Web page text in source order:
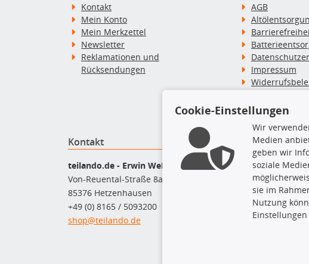
Kontakt
Mein Konto
Mein Merkzettel
Newsletter
Reklamationen und
Rücksendungen
AGB
Impressum
Zahlung &
Kontakt
teilando.de - Erwin Weber GmbH
Von-Reuental-Straße 8a
85376 Hetzenhausen
+49 (0) 8165 / 5093200
shop@teilando.de
Top Produkte
Beleuchtung
Bremsbeläge
Querlenker
Cookie-Einstellungen
Wir
Medien
geben wir
soziale
sie im
Nutzung